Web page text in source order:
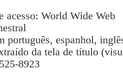
World Wide Web
português, espanhol,
da tela de título
8923